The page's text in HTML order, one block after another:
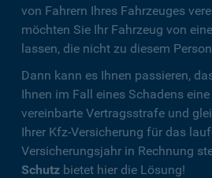
von Fahrern Ihres Fahrzeuges
möchten Sie Ihr Fahrzeug von
lassen, die nicht zu diesem
Dann kann es Ihnen passieren,
Ihnen im Fall eines Schadens
vereinbarte Vertragsstrafe und
Ihrer Kfz-Versicherung für das
Versicherungsjahr in Rechnung
Schutz bietet hier die Lösung!